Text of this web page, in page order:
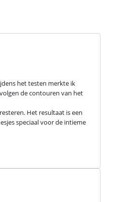
het testen merkte ik
de contouren van het
Het resultaat is een
speciaal voor de intieme